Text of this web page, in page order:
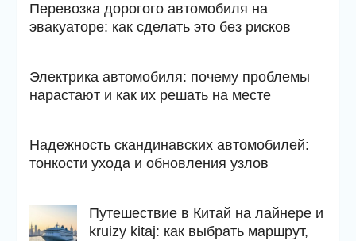
Перевозка дорогого автомобиля на
эвакуаторе: как сделать это без рисков
Электрика автомобиля: почему проблемы
нарастают и как их решать на месте
Надежность скандинавских автомобилей:
тонкости ухода и обновления узлов
Путешествие в Китай на лайнере и
kruizy kitaj: как выбрать маршрут,